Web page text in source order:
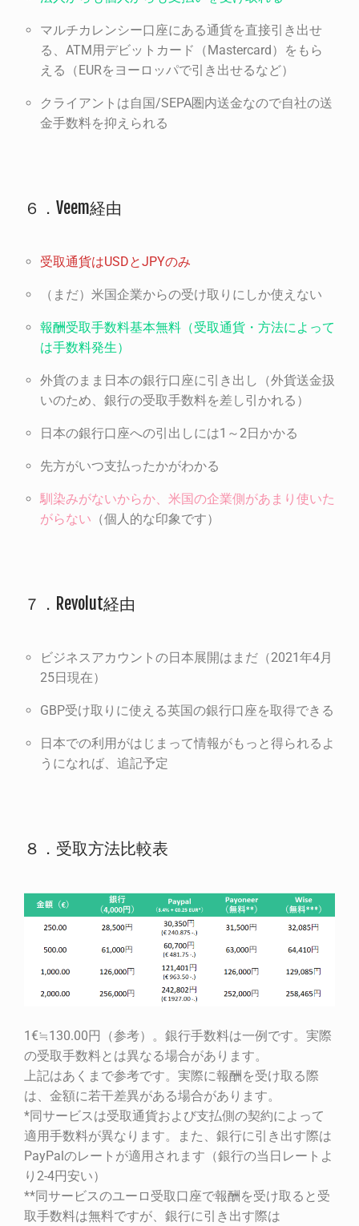
マルチカレンシー口座にある通貨を直接引き出せ
る、ATM用デビットカード（Mastercard）をもら
える（EURをヨーロッパで引き出せるなど）
クライアントは自国/SEPA圏内送金なので自社の送
金手数料を抑えられる
６．Veem経由
受取通貨はUSDとJPYのみ
（まだ）米国企業からの受け取りにしか使えない
報酬受取手数料基本無料（受取通貨・方法によって
は手数料発生）
外貨のまま日本の銀行口座に引き出し（外貨送金扱
いのため、銀行の受取手数料を差し引かれる）
日本の銀行口座への引出しには1～2日かかる
先方がいつ支払ったかがわかる
馴染みがないからか、米国の企業側があまり使いた
がらない （個人的な印象です）
７．Revolut経由
ビジネスアカウントの日本展開はまだ（2021年4月
25日現在）
GBP受け取りに使える英国の銀行口座を取得できる
日本での利用がはじまって情報がもっと得られるよ
うになれば、追記予定
８．受取方法比較表
1€≒130.00円（参考）。銀行手数料は一例です。実際
の受取手数料とは異なる場合があります。
上記はあくまで参考です。実際に報酬を受け取る際
は、金額に若干差異がある場合があります。
*同サービスは受取通貨および支払側の契約によって
適用手数料が異なります。また、銀行に引き出す際は
PayPalのレートが適用されます（銀行の当日レートよ
り2-4円安い）
**同サービスのユーロ受取口座で報酬を受け取ると受
取手数料は無料ですが、銀行に引き出す際は